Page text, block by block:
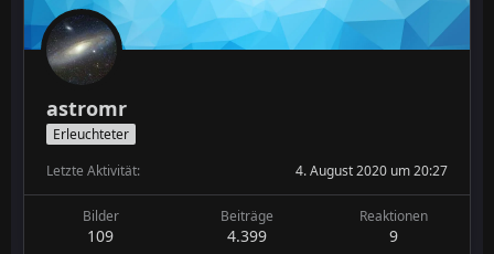
astromr
Erleuchteter
Letzte Aktivität
4. August 2020 um 20:27
Bilder
109
Beiträge
4.399
Reaktionen
9